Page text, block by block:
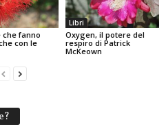
che fanno
con le
Libri
Oxygen, il potere del
respiro di Patrick
McKeown